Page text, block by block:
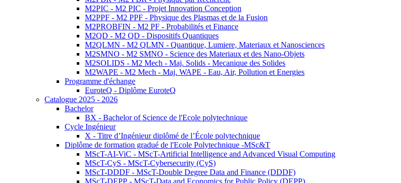
M2PIC - M2 PIC - Projet Innovation Conception
M2PPF - M2 PPF - Physique des Plasmas et de la Fusion
M2PROBFIN - M2 PF - Probabilités et Finance
M2QD - M2 QD - Dispositifs Quantiques
M2QLMN - M2 QLMN - Quantique, Lumiere, Materiaux et Nanosciences
M2SMNO - M2 SMNO - Science des Materiaux et des Nano-Objets
M2SOLIDS - M2 Mech - Maj. Solids - Mecanique des Solides
M2WAPE - M2 Mech - Maj. WAPE - Eau, Air, Pollution et Energies
Programme d'échange
EuroteQ - Diplôme EuroteQ
Catalogue 2025 - 2026
Bachelor
BX - Bachelor of Science de l'Ecole polytechnique
Cycle Ingénieur
X - Titre d’Ingénieur diplômé de l’École polytechnique
Diplôme de formation gradué de l'Ecole Polytechnique -MSc&T
MScT-AI-ViC - MScT-Artificial Intelligence and Advanced Visual Computing
MScT-CyS - MScT-Cybersecurity (CyS)
MScT-DDDF - MScT-Double Degree Data and Finance (DDDF)
MScT-DEPP - MScT-Data and Economics for Public Policy (DEPP)